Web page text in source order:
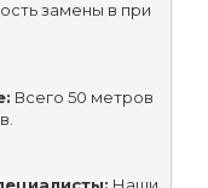
замены в при
Всего 50 метров